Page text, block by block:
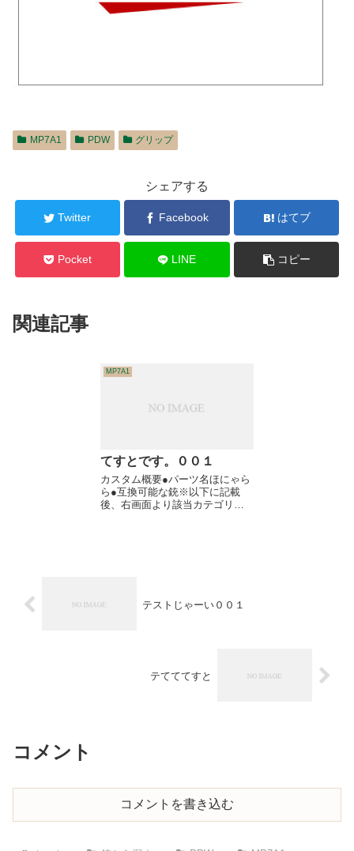
MP7A1 PDW グリップ
シェアする
Twitter Facebook はてブ
Pocket LINE コピー
関連記事
MP7A1
てすとです。００１
カスタム概要●パーツ名ほにゃら
ら●互換可能な銃※以下に記載
後、右画面より該当カテゴリー
テストじゃーい００１
テてててすと
コメント
コメントを書き込む